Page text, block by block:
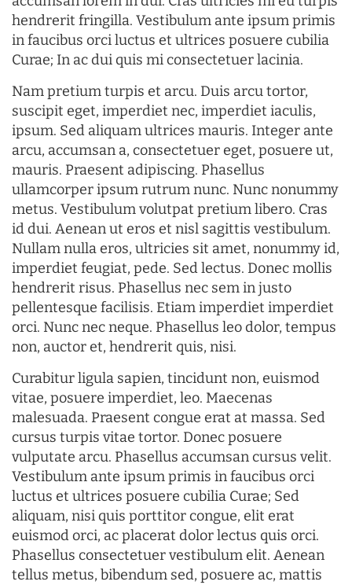
hendrerit fringilla. Vestibulum ante ipsum primis
in faucibus orci luctus et ultrices posuere cubilia
Curae; In ac dui quis mi consectetuer lacinia.
Nam pretium turpis et arcu. Duis arcu tortor,
suscipit eget, imperdiet nec, imperdiet iaculis,
ipsum. Sed aliquam ultrices mauris. Integer ante
arcu, accumsan a, consectetuer eget, posuere ut,
mauris. Praesent adipiscing. Phasellus
ullamcorper ipsum rutrum nunc. Nunc nonummy
metus. Vestibulum volutpat pretium libero. Cras
id dui. Aenean ut eros et nisl sagittis vestibulum.
Nullam nulla eros, ultricies sit amet, nonummy id,
imperdiet feugiat, pede. Sed lectus. Donec mollis
hendrerit risus. Phasellus nec sem in justo
pellentesque facilisis. Etiam imperdiet imperdiet
orci. Nunc nec neque. Phasellus leo dolor, tempus
non, auctor et, hendrerit quis, nisi.
Curabitur ligula sapien, tincidunt non, euismod
vitae, posuere imperdiet, leo. Maecenas
malesuada. Praesent congue erat at massa. Sed
cursus turpis vitae tortor. Donec posuere
vulputate arcu. Phasellus accumsan cursus velit.
Vestibulum ante ipsum primis in faucibus orci
luctus et ultrices posuere cubilia Curae; Sed
aliquam, nisi quis porttitor congue, elit erat
euismod orci, ac placerat dolor lectus quis orci.
Phasellus consectetuer vestibulum elit. Aenean
tellus metus, bibendum sed, posuere ac, mattis